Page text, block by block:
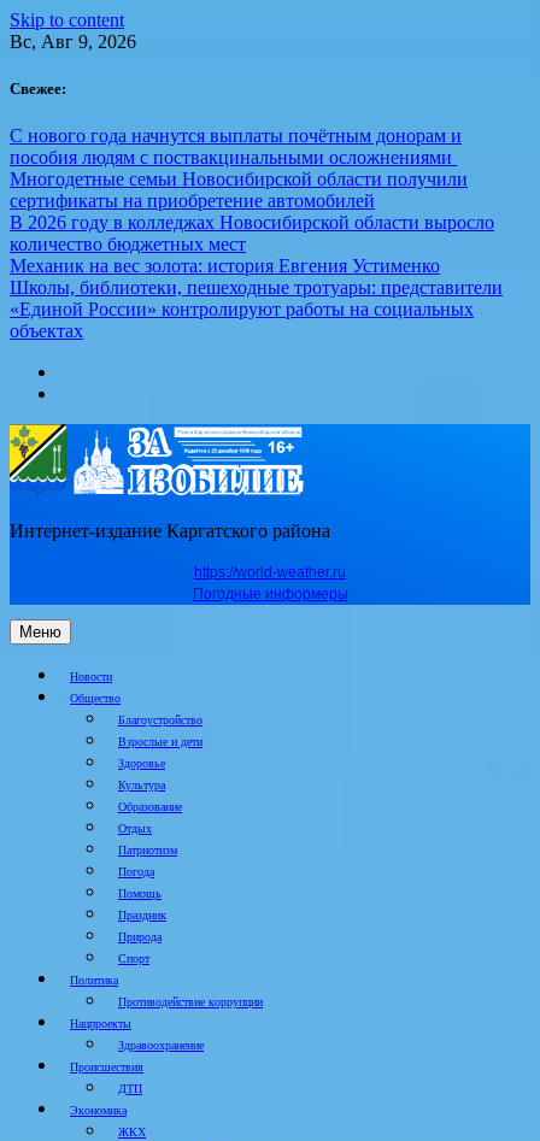
Skip to content
Вс, Авг 9, 2026
Свежее:
С нового года начнутся выплаты почётным донорам и
пособия людям с поствакцинальными осложнениями
Многодетные семьи Новосибирской области получили
сертификаты на приобретение автомобилей
В 2026 году в колледжах Новосибирской области выросло
количество бюджетных мест
Механик на вес золота: история Евгения Устименко
Школы, библиотеки, пешеходные тротуары: представители
«Единой России» контролируют работы на социальных
объектах
Интернет-издание Каргатского района
https://world-weather.ru
Погодные информеры
Меню
Новости
Общество
Благоустройство
Взрослые и дети
Здоровье
Культура
Образование
Отдых
Патриотизм
Погода
Помощь
Праздник
Природа
Спорт
Политика
Противодействие коррупции
Нацпроекты
Здравоохранение
Происшествия
ДТП
Экономика
ЖКХ